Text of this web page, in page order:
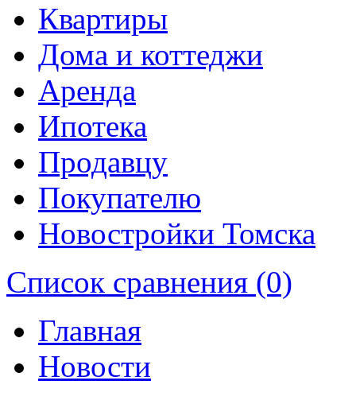
Квартиры
Дома и коттеджи
Аренда
Ипотека
Продавцу
Покупателю
Новостройки Томска
Список сравнения (0)
Главная
Новости